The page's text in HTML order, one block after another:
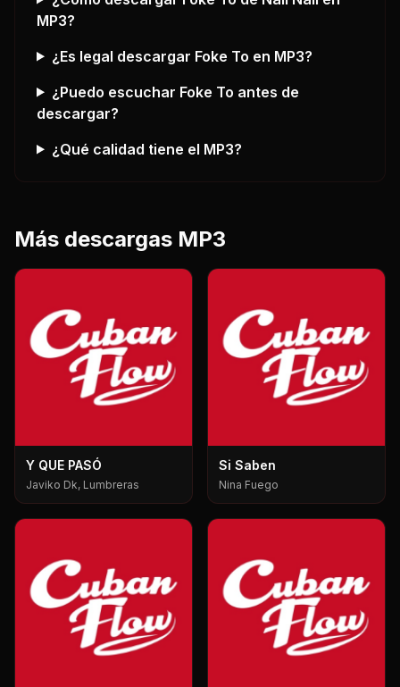
MP3?
¿Es legal descargar Foke To en MP3?
¿Puedo escuchar Foke To antes de
descargar?
¿Qué calidad tiene el MP3?
Más descargas MP3
Y QUE PASÓ
Javiko Dk, Lumbreras
Si Saben
Nina Fuego